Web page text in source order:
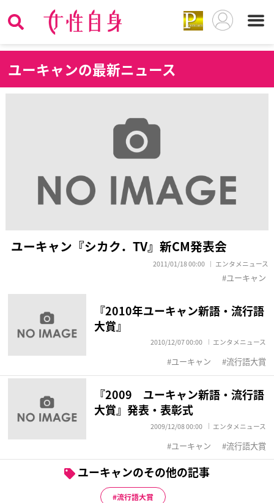
ユーキャンの最新ニュース
ユーキャン『シカク．TV』新CM発表会
2011/01/18 00:00 エンタメニュース
ユーキャン
『2010年ユーキャン新語・流行語
大賞』
2010/12/07 00:00 エンタメニュース
ユーキャン 流行語大賞
『2009 ユーキャン新語・流行語
大賞』発表・表彰式
2009/12/08 00:00 エンタメニュース
ユーキャン 流行語大賞
ユーキャンのその他の記事
流行語大賞